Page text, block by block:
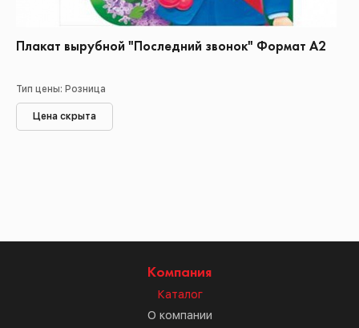
Плакат вырубной "Последний звонок" Формат А2
Тип цены: Розница
Цена скрыта
Компания
Каталог
О компании